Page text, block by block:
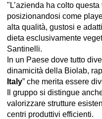
"L’azienda ha colto
posizionandosi come
alta qualità, gustosi e
dieta esclusivamente
Santinelli.
In un Paese dove tutto
dinamicità della Biolab,
Italy” che merita essere
Il gruppo si distingue
valorizzare strutture
centri produttivi efficienti.